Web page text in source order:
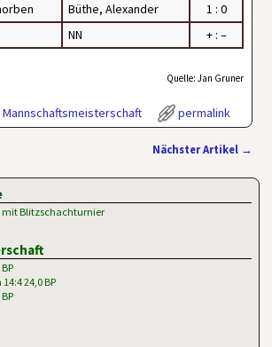
Büthe, Alexander
1 : 0
NN + : –
Quelle: Jan Gruner
Mannschaftsmeisterschaft permalink
Nächster Artikel →
mit Blitzschachturnier
24,0 BP